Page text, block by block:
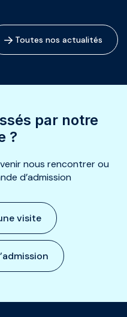
Toutes nos actualités
par notre
?
nous rencontrer ou
d’admission
visite